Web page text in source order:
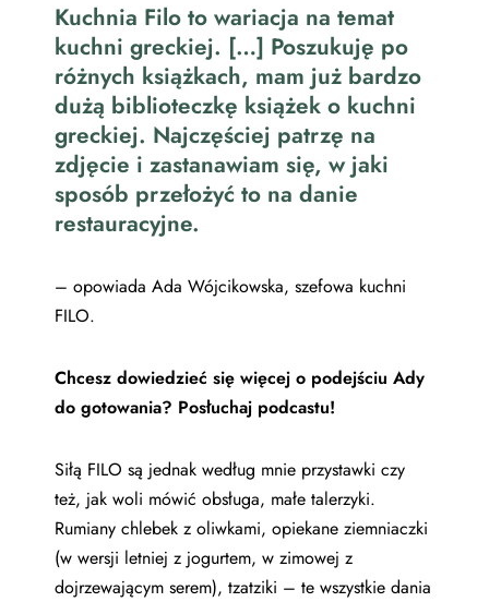
Kuchnia Filo to wariacja na temat
kuchni greckiej. […] Poszukuję po
różnych książkach, mam już bardzo
dużą biblioteczkę książek o kuchni
greckiej. Najczęściej patrzę na
zdjęcie i zastanawiam się, w jaki
sposób przełożyć to na danie
restauracyjne.
– opowiada Ada Wójcikowska, szefowa kuchni
FILO.
Chcesz dowiedzieć się więcej o podejściu Ady
do gotowania? Posłuchaj podcastu!
Siłą FILO są jednak według mnie przystawki czy
też, jak woli mówić obsługa, małe talerzyki.
Rumiany chlebek z oliwkami, opiekane ziemniaczki
(w wersji letniej z jogurtem, w zimowej z
dojrzewającym serem), tzatziki – te wszystkie dania